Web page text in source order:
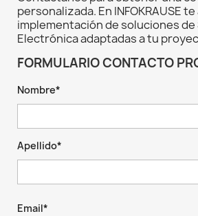
personalizada. En INFOKRAUSE
implementación de soluciones de
Electrónica adaptadas a tu
FORMULARIO CONTACTO
Nombre*
Apellido*
Email*